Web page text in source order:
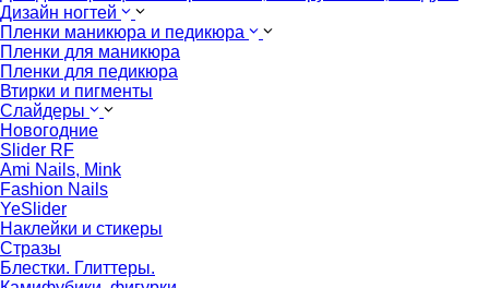
Дизайн ногтей
Пленки маникюра и педикюра
Пленки для маникюра
Пленки для педикюра
Втирки и пигменты
Слайдеры
Новогодние
Slider RF
Ami Nails, Mink
Fashion Nails
YeSlider
Наклейки и стикеры
Стразы
Блестки. Глиттеры.